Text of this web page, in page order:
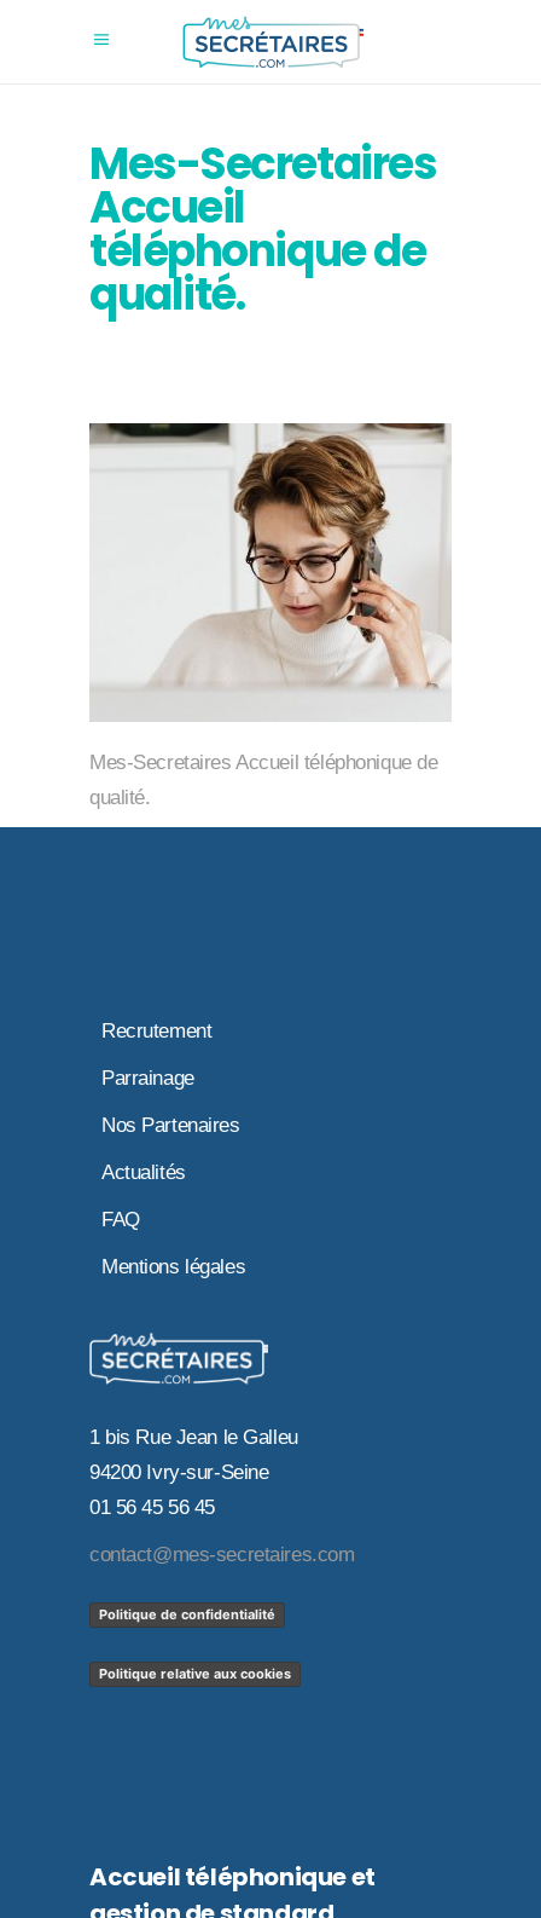
Mes-Secretaires
Accueil
téléphonique de
qualité.
Mes-Secretaires Accueil téléphonique de
qualité.
Recrutement
Parrainage
Nos Partenaires
Actualités
FAQ
Mentions légales
1 bis Rue Jean le Galleu
94200 Ivry-sur-Seine
01 56 45 56 45
contact@mes-secretaires.com
Politique de confidentialité
Politique relative aux cookies
Accueil téléphonique et